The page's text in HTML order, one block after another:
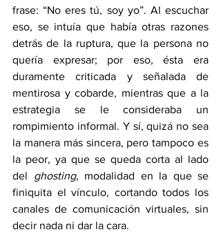
frase: “No eres tú, soy yo”. Al escuchar
eso, se intuía que había otras razones
detrás de la ruptura, que la persona no
quería expresar; por eso, ésta era
duramente criticada y señalada de
mentirosa y cobarde, mientras que a la
estrategia se le consideraba un
rompimiento informal. Y sí, quizá no sea
la manera más sincera, pero tampoco es
la peor, ya que se queda corta al lado
del ghosting, modalidad en la que se
finiquita el vínculo, cortando todos los
canales de comunicación virtuales, sin
decir nada ni dar la cara.